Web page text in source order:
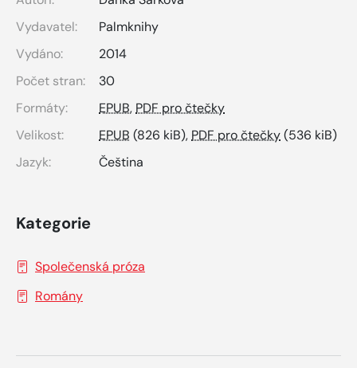
Vydavatel:
Palmknihy
Vydáno:
2014
Počet stran:
30
Formáty:
EPUB,PDF pro čtečky
Velikost:
EPUB (826 kiB),PDF pro čtečky(536 kiB)
Jazyk:
Čeština
Kategorie
Společenská próza
Romány